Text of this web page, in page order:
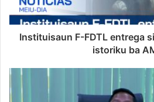
Instituisaun F-FDTL entrega
istoriku ba